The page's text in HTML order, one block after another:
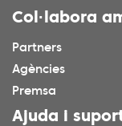
Col·labora
Partners
Agències
Premsa
Ajuda i